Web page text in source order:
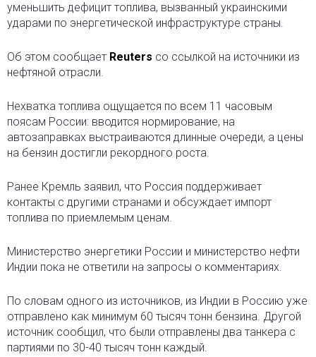
уменьшить дефицит топлива, вызванный украинскими
ударами по энергетической инфраструктуре страны.
Об этом сообщает Reuters со ссылкой на источники из
нефтяной отрасли.
Нехватка топлива ощущается по всем 11 часовым
поясам России: вводится нормирование, на
автозаправках выстраиваются длинные очереди, а цены
на бензин достигли рекордного роста.
Ранее Кремль заявил, что Россия поддерживает
контакты с другими странами и обсуждает импорт
топлива по приемлемым ценам.
Министерство энергетики России и министерство нефти
Индии пока не ответили на запросы о комментариях.
По словам одного из источников, из Индии в Россию уже
отправлено как минимум 60 тысяч тонн бензина. Другой
источник сообщил, что были отправлены два танкера с
партиями по 30-40 тысяч тонн каждый.